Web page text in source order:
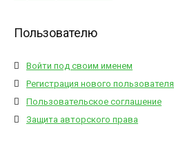
Пользователю
Войти под своим именем
Регистрация нового пользователя
Пользовательское соглашение
Защита авторского права